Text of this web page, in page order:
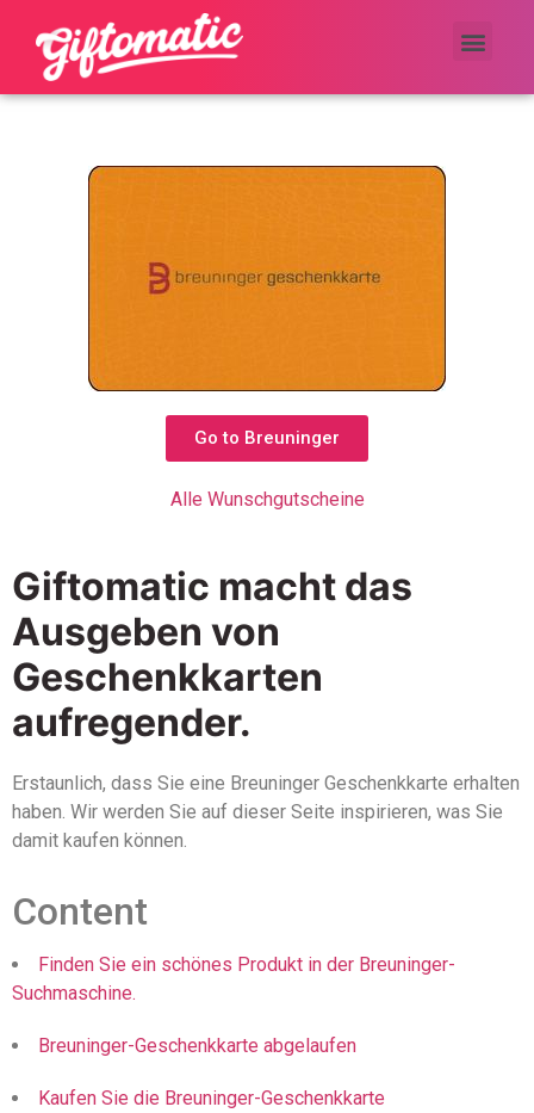
Giftomatic macht das
Ausgeben von
Geschenkkarten
aufregender.
Erstaunlich, dass Sie eine Breuninger Geschenkkarte erhalten
haben. Wir werden Sie auf dieser Seite inspirieren, was Sie
damit kaufen können.
Content
Finden Sie ein schönes Produkt in der Breuninger-
Suchmaschine.
Breuninger-Geschenkkarte abgelaufen
Kaufen Sie die Breuninger-Geschenkkarte
Go to Breuninger
Alle Wunschgutscheine